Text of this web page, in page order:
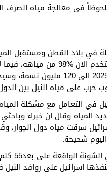
فى معالجة مياه الصرف
في بلاد القطن ومستقبل
هذا البلد سيرتفع عددهم في
على مياه النيل بين الدول
في التعامل مع مشكلة
المياه وقال ان خبراء
سرقت مياه دول الجوار،
شحيحة.
لقد
اسرائيل على روافد النيل